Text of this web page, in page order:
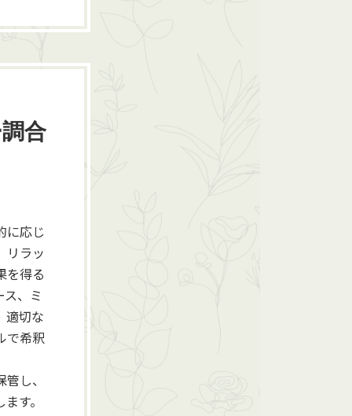
合
に応じ
リラッ
を得る
ス、ミ
適切な
で希釈
し、
す。